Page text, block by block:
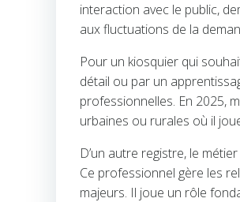
interaction avec le public,
aux fluctuations de la
Pour un kiosquier qui
détail ou par un
professionnelles. En 2025,
urbaines ou rurales où il
D’un autre registre, le
Ce professionnel gère les
majeurs. Il joue un rôle